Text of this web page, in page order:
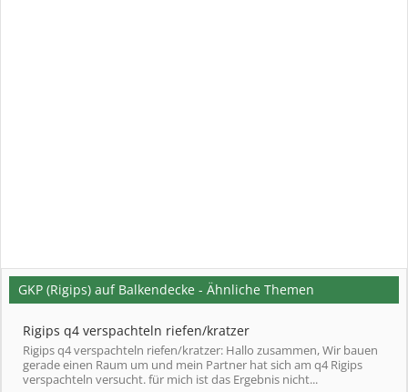
GKP (Rigips) auf Balkendecke - Ähnliche Themen
Rigips q4 verspachteln riefen/kratzer
Rigips q4 verspachteln riefen/kratzer: Hallo zusammen, Wir bauen
gerade einen Raum um und mein Partner hat sich am q4 Rigips
verspachteln versucht. für mich ist das Ergebnis nicht...